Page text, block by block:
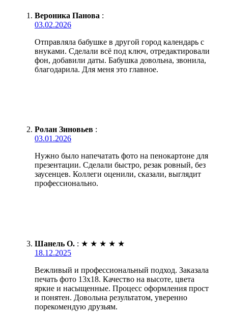
Вероника Панова :
03.02.2026
Отправляла бабушке в другой город календарь с
внуками. Сделали всё под ключ, отредактировали
фон, добавили даты. Бабушка довольна, звонила,
благодарила. Для меня это главное.
Ролан Зиновьев :
03.01.2026
Нужно было напечатать фото на пенокартоне для
презентации. Сделали быстро, резак ровный, без
заусенцев. Коллеги оценили, сказали, выглядит
профессионально.
Шанель О. : ★ ★ ★ ★ ★
18.12.2025
Вежливый и профессиональный подход. Заказала
печать фото 13х18. Качество на высоте, цвета
яркие и насыщенные. Процесс оформления прост
и понятен. Довольна результатом, уверенно
порекомендую друзьям.